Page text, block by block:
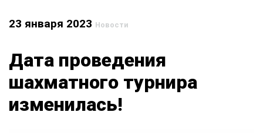
23 января 2023 Новости
Дата проведения
шахматного турнира
изменилась!